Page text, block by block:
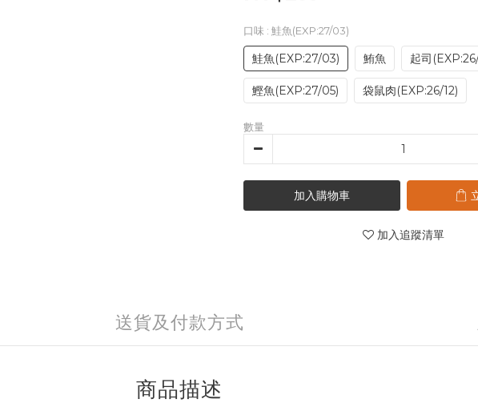
口味 : 鮭魚(EXP:27/03)
鮭魚(EXP:27/03) 鮪魚 起司
鰹魚(EXP:27/05) 袋鼠肉(EXP:26/12)
數量
加入購物車
加入追蹤清單
送貨及付款方式
商品描述